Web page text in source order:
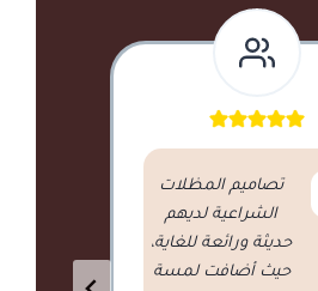
قمت بطلب خدمة
تركيب الشد الإنشائي
لتغطية حوش الفيلا
الخاصة بي، وكانت